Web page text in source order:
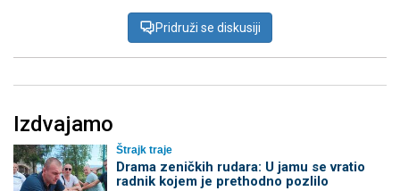
Pridruži se diskusiji
Izdvajamo
Štrajk traje
Drama zeničkih rudara: U jamu se vratio
radnik kojem je prethodno pozlilo